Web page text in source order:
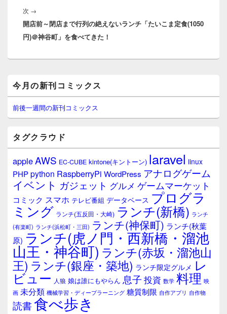
ゲ
ー
シ
ョ
次 →
の
投
開店前～閉店まで行列の絶えないランチ「たいこま定食(1050
円)＠神谷町」を食べてきた！
イ
ン
サ
イ
ウ
ィ
ジ
ェ
ア
今月の新刊コミックス
前後一週間の新刊コミックス
タグクラウド
appleAWS EC-CUBE kintone(キントーン) laravel linux
PHPpython RaspberryPi WordPress アナログゲーム
イベント ガジェット グルメ ゲームマーケット
コミック スマホ テレビ番組 データベース プログラ
ミング ランチ(五反田・大崎) ランチ(新橋) ランチ
(有楽町) ランチ(浜松町・三田) ランチ(神保町) ランチ(秋葉
原) ランチ(虎ノ門・西新橋・溜池
山王・神谷町) ランチ(赤坂・溜池山
王) ランチ(銀座・築地) ランチ限定グルメ レ
ビュー 人狼 娘は誰にもやらん 息子 投資 数学 料理 映
画 未分類 機械学習・ディープラーニング 糖質制限 自作アプリ 自作物
読書食べ歩き